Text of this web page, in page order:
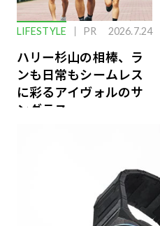
LIFESTYLE PR 2026.7.24
ハリー杉山の相棒、ラ
ンも日常もシームレス
に彩るアイヴォルのサ
ングラス